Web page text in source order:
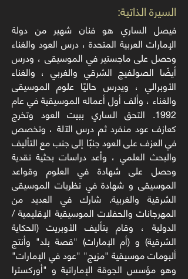
:السيرة الذاتية
فيصل الساري هو فنان شهير من دولة
الإمارات العربية المتحدة ، درس العود والغناء
وحصل على ماجستير في الموسيقى ، ودرس
أيضًا الصولفيج الشرقي والغربي ، والغناء
الأوبرالي ، ويدرس حاليًا علوم الموسيقى
والغناء ، وألف أول أعماله الموسيقية في عام
1992. التحق الساري ببيت العود وتخرج
كعازف عود منفرد ثم درس الآلة ، وتخصص
في العزف على العود جنبًا إلى جنب مع التأليف
والبحث العلمي ، وأعد دراسات بحثية نقدية
وحصل على شهادة في العلوم وقواعد
الموسيقى و شهادة في نظريات الموسيقى
الشرقية والغربية. شارك في العديد من
المهرجانات والحفلات الموسيقية الإقليمية /
الدولية ، وقام بتأليف الأوبريت (الحكاية
الشرقية) و (أم الإمارات) "قصة بلد" وأنتج
ألبومات موسيقية "مزيج" "عود في الإمارات"
وهو مؤسس الجوقة الإماراتية و "أوركسترا